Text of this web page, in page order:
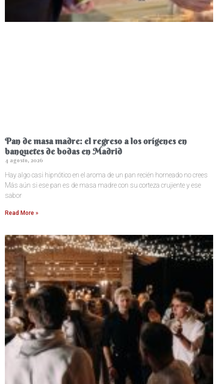
Pan de masa madre: el regreso a los orígenes en
banquetes de bodas en Madrid
4 agosto, 2026
Hay algo casi hipnótico en el aroma de un pan recién horneado no crees
Más aún si ese pan es de masa madre con su corteza crujiente y ese
sabor
Read More »